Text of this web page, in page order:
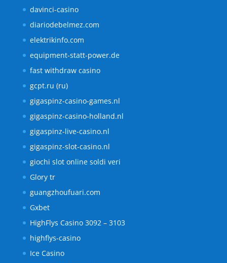
davinci-casino
diariodebelmez.com
elektrikinfo.com
equipment-statt-power.de
fast withdraw casino
gcpt.ru (ru)
gigaspinz-casino-games.nl
gigaspinz-casino-holland.nl
gigaspinz-live-casino.nl
gigaspinz-slot-casino.nl
giochi slot online soldi veri
Glory tr
guangzhoufuari.com
Gxbet
HighFlys Casino 3092 – 3103
highflys-casino
Ice Casino